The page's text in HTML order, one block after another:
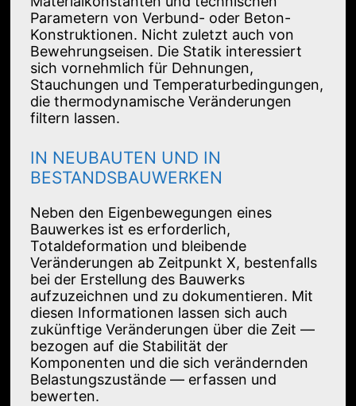
Parametern von Verbund- oder Beton-
Konstruktionen. Nicht zuletzt auch von
Bewehrungseisen. Die Statik interessiert
sich vornehmlich für Dehnungen,
Stauchungen und Temperaturbedingungen,
die thermodynamische Veränderungen
filtern lassen.
IN NEUBAUTEN UND IN
BESTANDSBAUWERKEN
Neben den Eigenbewegungen eines
Bauwerkes ist es erforderlich,
Totaldeformation und bleibende
Veränderungen ab Zeitpunkt X, bestenfalls
bei der Erstellung des Bauwerks
aufzuzeichnen und zu dokumentieren. Mit
diesen Informationen lassen sich auch
zukünftige Veränderungen über die Zeit —
bezogen auf die Stabilität der
Komponenten und die sich verändernden
Belastungszustände — erfassen und
bewerten.